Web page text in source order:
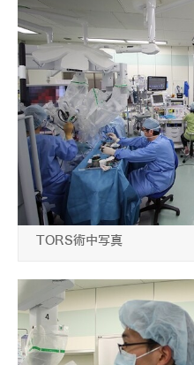
TORS術中写真